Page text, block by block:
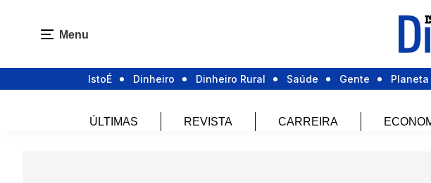
Menu
IstoÉ Dinheiro Dinheiro Rural Saúde Gente Planeta
ÚLTIMAS REVISTA CARREIRA